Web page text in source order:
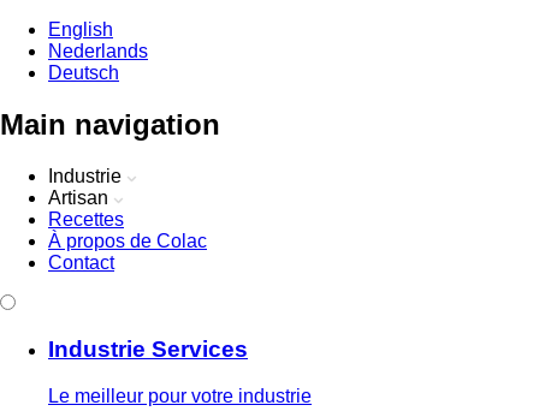
English
Nederlands
Deutsch
Main navigation
Industrie
Artisan
Recettes
À propos de Colac
Contact
Industrie Services
Le meilleur pour votre industrie